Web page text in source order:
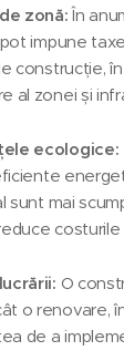
zonă:În
impune
construcție,
al zonei și
ecologice:
sunt mai
O
o renovare,
de a